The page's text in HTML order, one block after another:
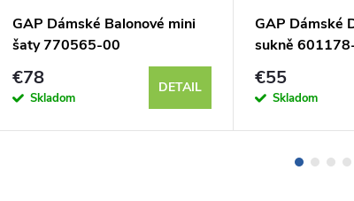
GAP Dámské Balonové mini
šaty 770565-00
€78
Skladom
DETAIL
GAP Dámské
sukně
€55
Skladom